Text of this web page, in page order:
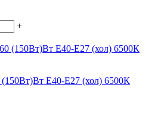
+
(150Вт)Вт Е40-Е27 (хол) 6500К